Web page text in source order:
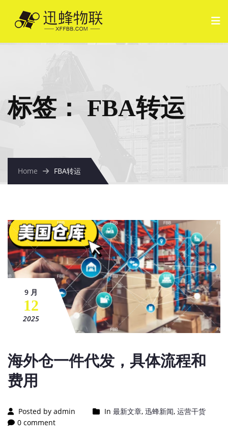
标签： FBA转运
Home FBA转运
9 月
12
2025
海外仓一件代发，具体流程和
费用
Posted by admin In 最新文章, 迅蜂新闻, 运营干货
0 comment